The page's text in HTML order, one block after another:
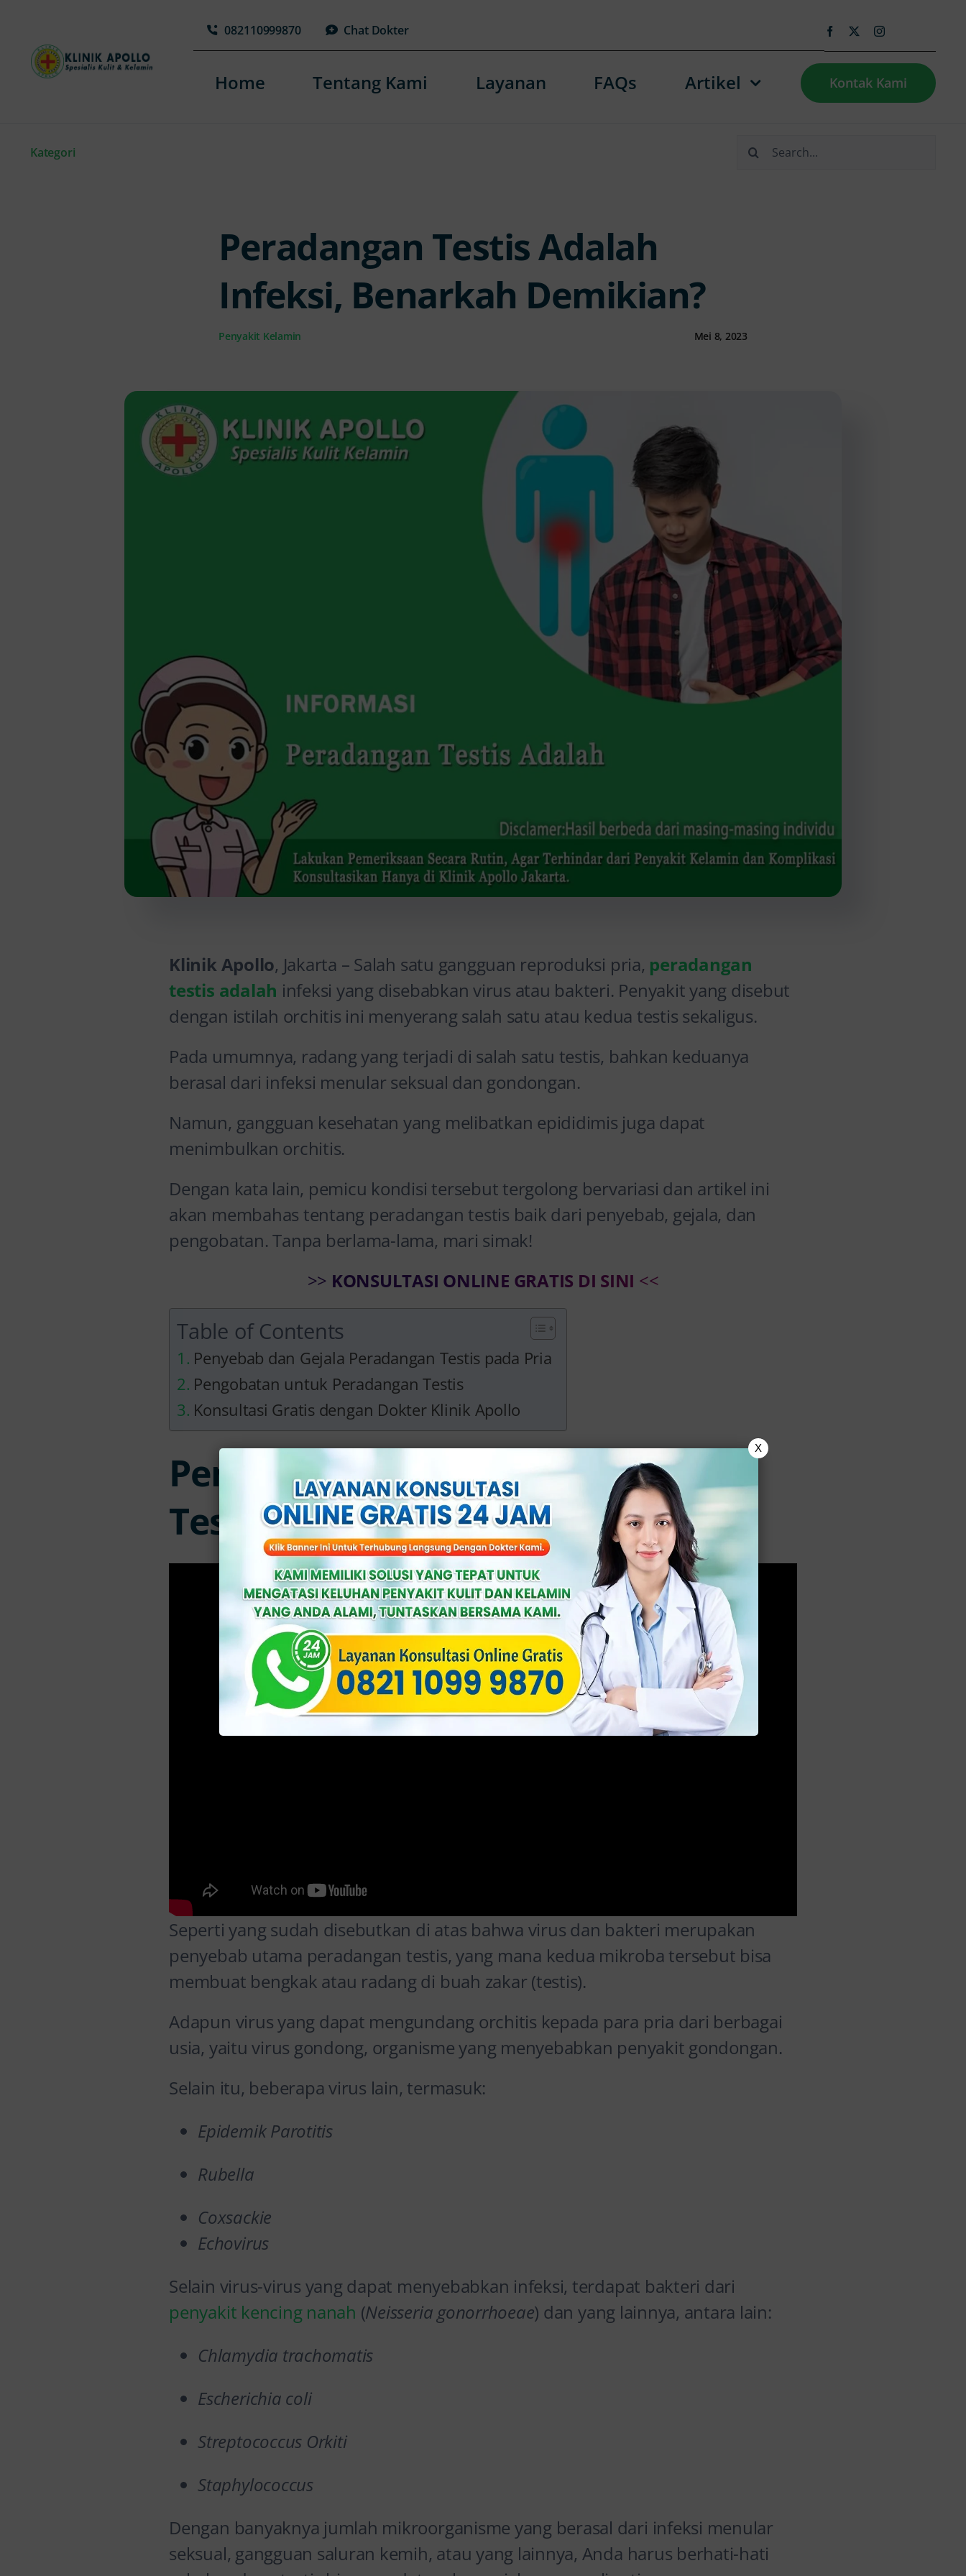
content
082110999870 Chat Dokter
Home Tentang Kami Layanan FAQs Artikel Kontak Kami
Kategori
Search
Peradangan Testis Adalah
Infeksi, Benarkah Demikian?
Penyakit Kelamin Mei 8, 2023
Klinik Apollo, Jakarta – Salah satu gangguan reproduksi pria, peradangan
testis adalah infeksi yang disebabkan virus atau bakteri. Penyakit yang disebut
dengan istilah orchitis ini menyerang salah satu atau kedua testis sekaligus.
Pada umumnya, radang yang terjadi di salah satu testis, bahkan keduanya
berasal dari infeksi menular seksual dan gondongan.
Namun, gangguan kesehatan yang melibatkan epididimis juga dapat
menimbulkan orchitis.
Dengan kata lain, pemicu kondisi tersebut tergolong bervariasi dan artikel ini
akan membahas tentang peradangan testis baik dari penyebab, gejala, dan
pengobatan. Tanpa berlama-lama, mari simak!
>> KONSULTASI ONLINE GRATIS DI SINI <<
Table of Contents
Penyebab dan Gejala Peradangan Testis pada Pria
Pengobatan untuk Peradangan Testis
Konsultasi Gratis dengan Dokter Klinik Apollo
Penyebab dan Gejala Peradangan
Testis pada Pria
Seperti yang sudah disebutkan di atas bahwa virus dan bakteri merupakan
penyebab utama peradangan testis, yang mana kedua mikroba tersebut bisa
membuat bengkak atau radang di buah zakar (testis).
Adapun virus yang dapat mengundang orchitis kepada para pria dari berbagai
usia, yaitu virus gondong, organisme yang menyebabkan penyakit gondongan.
Selain itu, beberapa virus lain, termasuk:
Epidemik Parotitis
Rubella
Coxsackie
Echovirus
Selain virus-virus yang dapat menyebabkan infeksi, terdapat bakteri dari
penyakit kencing nanah (Neisseria gonorrhoeae) dan yang lainnya, antara lain:
Chlamydia trachomatis
Escherichia coli
Streptococcus Orkiti
Staphylococcus
Dengan banyaknya jumlah mikroorganisme yang berasal dari infeksi menular
seksual, gangguan saluran kemih, atau yang lainnya, Anda harus berhati-hati
X